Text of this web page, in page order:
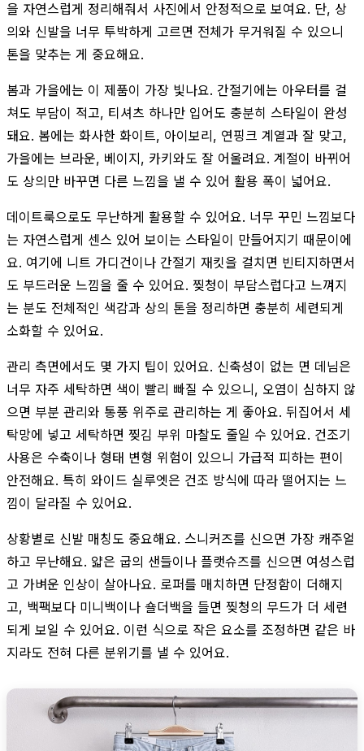
을 자연스럽게 정리해줘서 사진에서 안정적으로 보여요. 단, 상
의와 신발을 너무 투박하게 고르면 전체가 무거워질 수 있으니
톤을 맞추는 게 중요해요.
봄과 가을에는 이 제품이 가장 빛나요. 간절기에는 아우터를 걸
쳐도 부담이 적고, 티셔츠 하나만 입어도 충분히 스타일이 완성
돼요. 봄에는 화사한 화이트, 아이보리, 연핑크 계열과 잘 맞고,
가을에는 브라운, 베이지, 카키와도 잘 어울려요. 계절이 바뀌어
도 상의만 바꾸면 다른 느낌을 낼 수 있어 활용 폭이 넓어요.
데이트룩으로도 무난하게 활용할 수 있어요. 너무 꾸민 느낌보다
는 자연스럽게 센스 있어 보이는 스타일이 만들어지기 때문이에
요. 여기에 니트 가디건이나 간절기 재킷을 걸치면 빈티지하면서
도 부드러운 느낌을 줄 수 있어요. 찢청이 부담스럽다고 느껴지
는 분도 전체적인 색감과 상의 톤을 정리하면 충분히 세련되게
소화할 수 있어요.
관리 측면에서도 몇 가지 팁이 있어요. 신축성이 없는 면 데님은
너무 자주 세탁하면 색이 빨리 빠질 수 있으니, 오염이 심하지 않
으면 부분 관리와 통풍 위주로 관리하는 게 좋아요. 뒤집어서 세
탁망에 넣고 세탁하면 찢김 부위 마찰도 줄일 수 있어요. 건조기
사용은 수축이나 형태 변형 위험이 있으니 가급적 피하는 편이
안전해요. 특히 와이드 실루엣은 건조 방식에 따라 떨어지는 느
낌이 달라질 수 있어요.
상황별로 신발 매칭도 중요해요. 스니커즈를 신으면 가장 캐주얼
하고 무난해요. 얇은 굽의 샌들이나 플랫슈즈를 신으면 여성스럽
고 가벼운 인상이 살아나요. 로퍼를 매치하면 단정함이 더해지
고, 백팩보다 미니백이나 숄더백을 들면 찢청의 무드가 더 세련
되게 보일 수 있어요. 이런 식으로 작은 요소를 조정하면 같은 바
지라도 전혀 다른 분위기를 낼 수 있어요.